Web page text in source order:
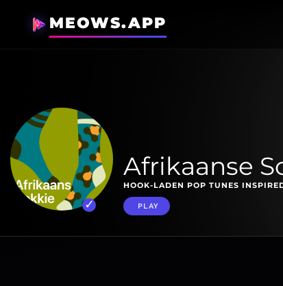
MEOWS.APP
Afrikaanse
HOOK-LADEN POP TUNES
PLAY